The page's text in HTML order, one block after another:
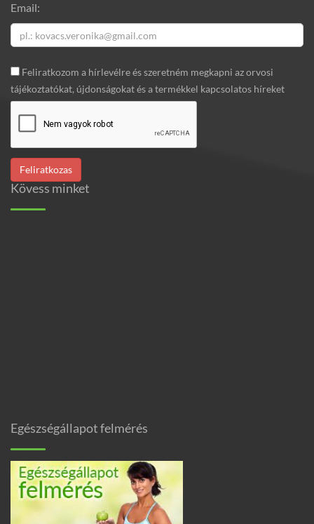
Email:
Feliratkozom a hírlevélre és szeretném megkapni az orvosi
tájékoztatókat, újdonságokat és a termékkel kapcsolatos híreket
Kövess minket
Egészségállapot felmérés